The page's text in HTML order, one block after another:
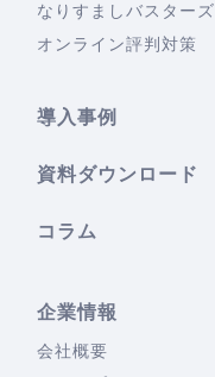
なりすましバスターズ
オンライン評判対策
導入事例
資料ダウンロード
コラム
企業情報
会社概要